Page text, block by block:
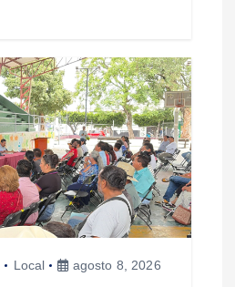
Local agosto 8, 2026